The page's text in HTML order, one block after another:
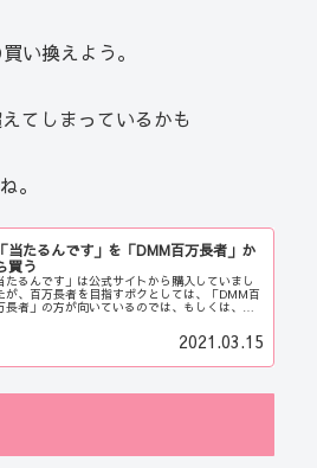
い換えよう。
てしまっているかも
。
「当たるんです」を「DMM百万長者」か
買う
たるんです」は公式サイトから購入していまし
が、百万長者を目指すボクとしては、「DMM百
長者」の方が向いているのでは、もしくは、い
ら購入することします。 内容は、「当たるんで
す」も「DMM百万長者」も全く同じです。 両者
。 ならば、画像からも当たりそうな予感がする
りました。 「当たるんです」をオートレースの
2021.03.15